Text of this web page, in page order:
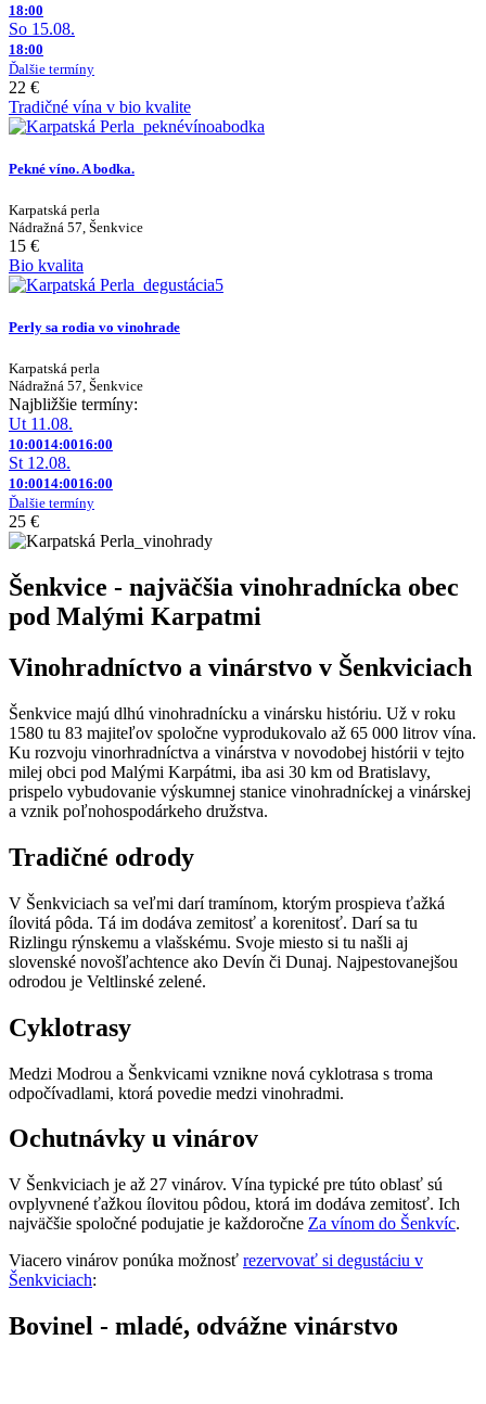
18:00
So 15.08.
18:00
Ďalšie termíny
22 €
Tradičné vína v bio kvalite
Pekné víno. A bodka.
Karpatská perla
Nádražná 57, Šenkvice
15 €
Bio kvalita
Perly sa rodia vo vinohrade
Karpatská perla
Nádražná 57, Šenkvice
Najbližšie termíny:
Ut 11.08.
10:0014:0016:00
St 12.08.
10:0014:0016:00
Ďalšie termíny
25 €
Šenkvice - najväčšia vinohradnícka obec
pod Malými Karpatmi
Vinohradníctvo a vinárstvo v Šenkviciach
Šenkvice majú dlhú vinohradnícku a vinársku históriu. Už v roku
1580 tu 83 majiteľov spoločne vyprodukovalo až 65 000 litrov vína.
Ku rozvoju vinorhradníctva a vinárstva v novodobej histórii v tejto
milej obci pod Malými Karpátmi, iba asi 30 km od Bratislavy,
prispelo vybudovanie výskumnej stanice vinohradníckej a vinárskej
a vznik poľnohospodárkeho družstva.
Tradičné odrody
V Šenkviciach sa veľmi darí tramínom, ktorým prospieva ťažká
ílovitá pôda. Tá im dodáva zemitosť a korenitosť. Darí sa tu
Rizlingu rýnskemu a vlašskému. Svoje miesto si tu našli aj
slovenské novošľachtence ako Devín či Dunaj. Najpestovanejšou
odrodou je Veltlinské zelené.
Cyklotrasy
Medzi Modrou a Šenkvicami vznikne nová cyklotrasa s troma
odpočívadlami, ktorá povedie medzi vinohradmi.
Ochutnávky u vinárov
V Šenkviciach je až 27 vinárov. Vína typické pre túto oblasť sú
ovplyvnené ťažkou ílovitou pôdou, ktorá im dodáva zemitosť. Ich
najväčšie spoločné podujatie je každoročne Za vínom do Šenkvíc.
Viacero vinárov ponúka možnosť rezervovať si degustáciu v
Šenkviciach:
Bovinel - mladé, odvážne vinárstvo